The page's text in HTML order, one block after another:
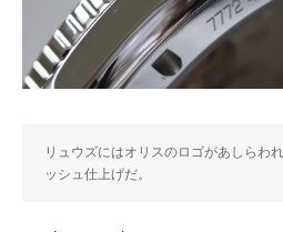
リュウズにはオリスのロゴがあしらわ
ッシュ仕上げだ。